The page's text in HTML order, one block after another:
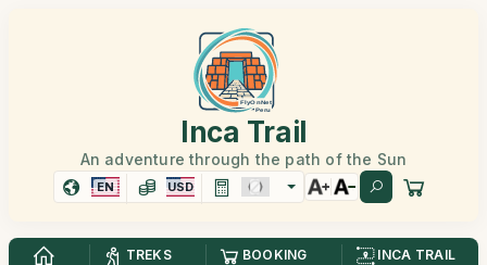
Inca Trail
An adventure through the path of the Sun
EN USD
TREKS BOOKING
INCA TRAIL